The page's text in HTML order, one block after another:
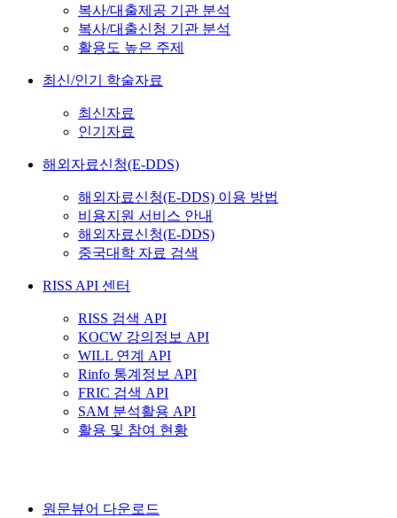
복사/대출제공 기관 분석
복사/대출신청 기관 분석
활용도 높은 주제
최신/인기 학술자료
최신자료
인기자료
해외자료신청(E-DDS)
해외자료신청(E-DDS) 이용 방법
비용지원 서비스 안내
해외자료신청(E-DDS)
중국대학 자료 검색
RISS API 센터
RISS 검색 API
KOCW 강의정보 API
WILL 연계 API
Rinfo 통계정보 API
FRIC 검색 API
SAM 분석활용 API
활용 및 참여 현황
원문뷰어 다운로드